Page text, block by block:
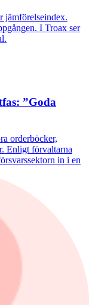
jämförelseindex.
I Troax ser
”Goda
orderböcker,
Enligt förvaltarna
in i en
in